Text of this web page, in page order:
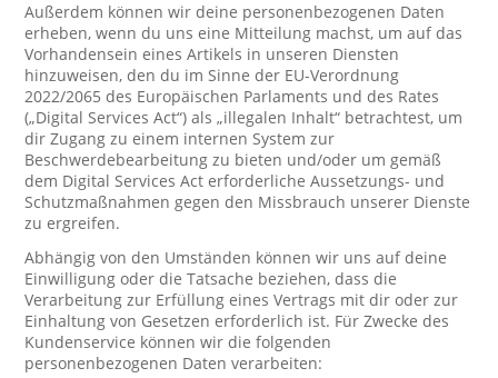
Außerdem können wir deine personenbezogenen Daten
erheben, wenn du uns eine Mitteilung machst, um auf das
Vorhandensein eines Artikels in unseren Diensten
hinzuweisen, den du im Sinne der EU-Verordnung
2022/2065 des Europäischen Parlaments und des Rates
(„Digital Services Act“) als „illegalen Inhalt“ betrachtest, um
dir Zugang zu einem internen System zur
Beschwerdebearbeitung zu bieten und/oder um gemäß
dem Digital Services Act erforderliche Aussetzungs- und
Schutzmaßnahmen gegen den Missbrauch unserer Dienste
zu ergreifen.
Abhängig von den Umständen können wir uns auf deine
Einwilligung oder die Tatsache beziehen, dass die
Verarbeitung zur Erfüllung eines Vertrags mit dir oder zur
Einhaltung von Gesetzen erforderlich ist. Für Zwecke des
Kundenservice können wir die folgenden
personenbezogenen Daten verarbeiten: